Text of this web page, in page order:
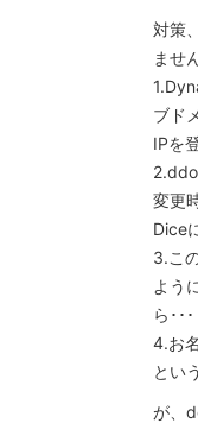
対策
ませ
ブド
IPを
変更
Dice
3.こ
よう
ら･･･
4.お
とい
が、